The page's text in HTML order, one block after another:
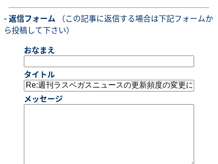
- 返信フォーム （この記事に返信する場合は下記フォームか
ら投稿して下さい）
おなまえ
タイトル
メッセージ